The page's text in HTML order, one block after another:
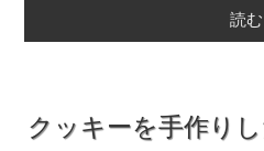
読む
クッキーを手作り